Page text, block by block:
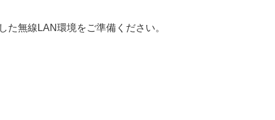
無線LAN環境をご準備ください。